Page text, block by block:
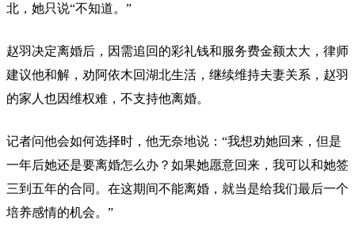
北，她只说“不知道。”
赵羽决定离婚后，因需追回的彩礼钱和服务费金额太大，律师
建议他和解，劝阿依木回湖北生活，继续维持夫妻关系，赵羽
的家人也因维权难，不支持他离婚。
记者问他会如何选择时，他无奈地说：“我想劝她回来，但是
一年后她还是要离婚怎么办？如果她愿意回来，我可以和她签
三到五年的合同。在这期间不能离婚，就当是给我们最后一个
培养感情的机会。”